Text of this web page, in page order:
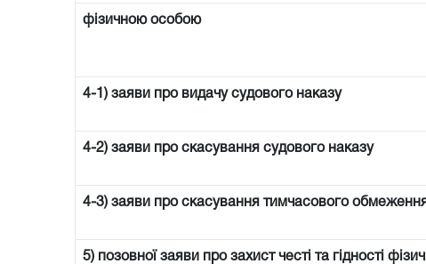
фізичною особою
4-1) заяви про видачу судового наказу
4-2) заяви про скасування судового наказу
4-3) заяви про скасування тимчасового обмеження
5) позовної заяви про захист честі та гідності